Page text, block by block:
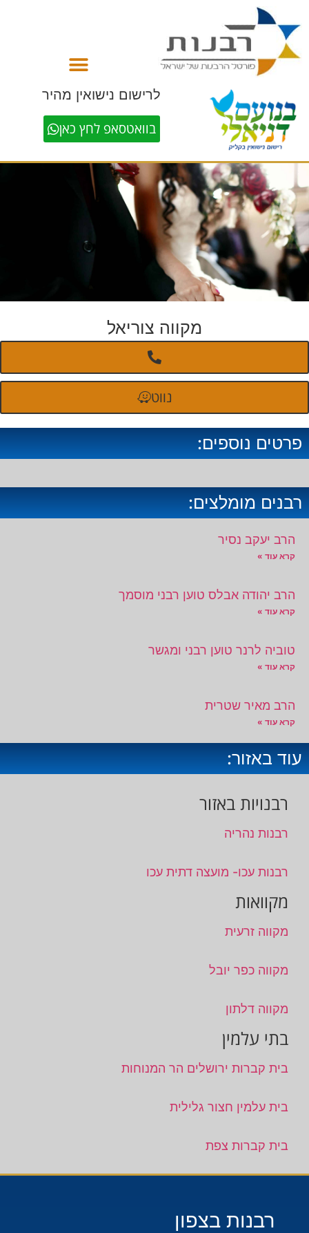
לרישום נישואין מהיר
בוואטסאפ לחץ כאן
מקווה צוריאל
נווט
פרטים נוספים:
רבנים מומלצים:
הרב יעקב נסיר
קרא עוד »
הרב יהודה אבלס טוען רבני מוסמך
קרא עוד »
טוביה לרנר טוען רבני ומגשר
קרא עוד »
הרב מאיר שטרית
קרא עוד »
עוד באזור:
רבנויות באזור
רבנות נהריה
רבנות עכו- מועצה דתית עכו
מקוואות
מקווה זרעית
מקווה כפר יובל
מקווה דלתון
בתי עלמין
בית קברות ירושלים הר המנוחות
בית עלמין חצור גלילית
בית קברות צפת
רבנות בצפון